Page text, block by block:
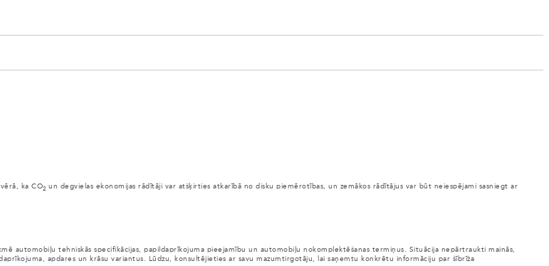
ka CO2 un degvielas ekonomijas rādītāji var atšķirties atkarībā no disku piemērotības, un zemākos rādītājus var būt neiespējami sasniegt ar
automobiļu tehniskās specifikācijas, papildaprīkojuma pieejamību un automobiļu nokomplektēšanas termiņus. Situācija nepārtraukti mainās,
apdares un krāsu variantus. Lūdzu, konsultējieties ar savu mazumtirgotāju, lai saņemtu konkrētu informāciju par šībrīža